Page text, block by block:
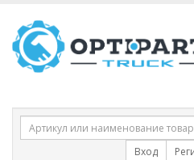
Вход